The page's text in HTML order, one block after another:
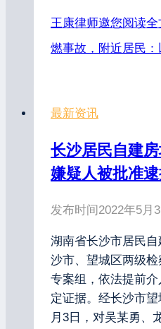
王康律师邀您阅读全
燃事故，附近居民
最新资讯
长沙居民自建
嫌疑人被批准
发布时间2022年5月3
湖南省长沙市居民
沙市、望城区两级
专案组，依法提前
定证据。经长沙市
月3日，对吴某勇、